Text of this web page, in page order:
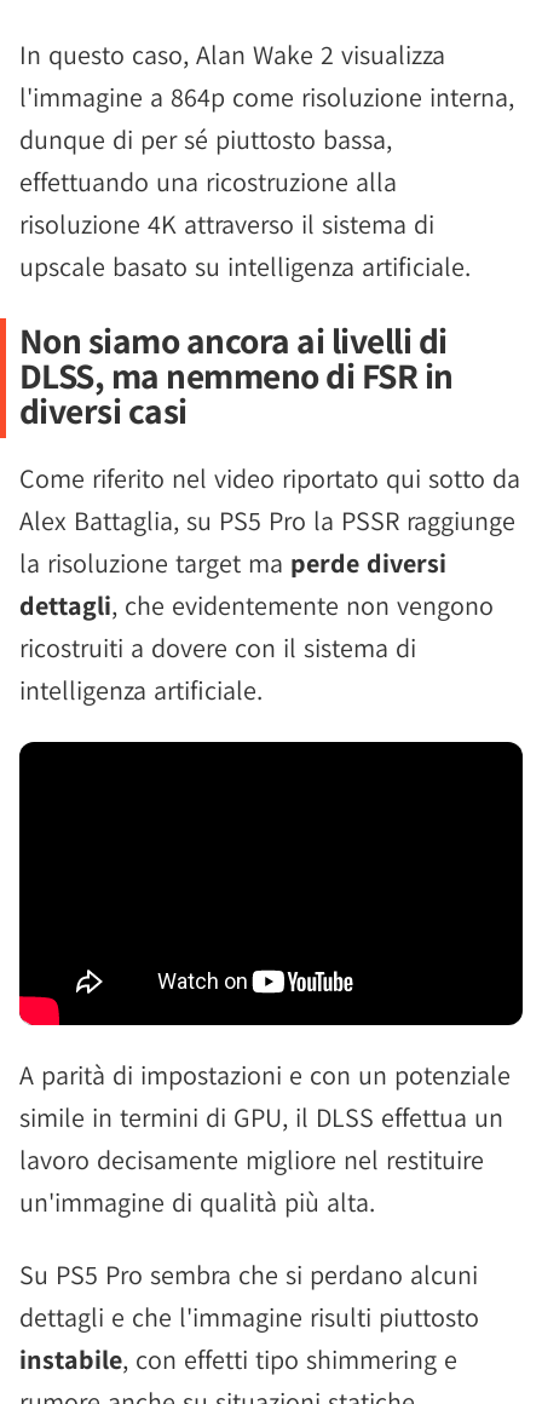
In questo caso, Alan Wake 2 visualizza
l'immagine a 864p come risoluzione interna,
dunque di per sé piuttosto bassa,
effettuando una ricostruzione alla
risoluzione 4K attraverso il sistema di
upscale basato su intelligenza artificiale.
Non siamo ancora ai livelli di
DLSS, ma nemmeno di FSR in
diversi casi
Come riferito nel video riportato qui sotto da
Alex Battaglia, su PS5 Pro la PSSR raggiunge
la risoluzione target ma perde diversi
dettagli, che evidentemente non vengono
ricostruiti a dovere con il sistema di
intelligenza artificiale.
A parità di impostazioni e con un potenziale
simile in termini di GPU, il DLSS effettua un
lavoro decisamente migliore nel restituire
un'immagine di qualità più alta.
Su PS5 Pro sembra che si perdano alcuni
dettagli e che l'immagine risulti piuttosto
instabile, con effetti tipo shimmering e